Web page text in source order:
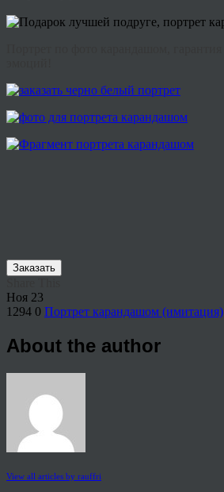
Заказать
Ноя 23
1294 0 Портрет карандашом (имитация)
About the author
View all articles by rauffri